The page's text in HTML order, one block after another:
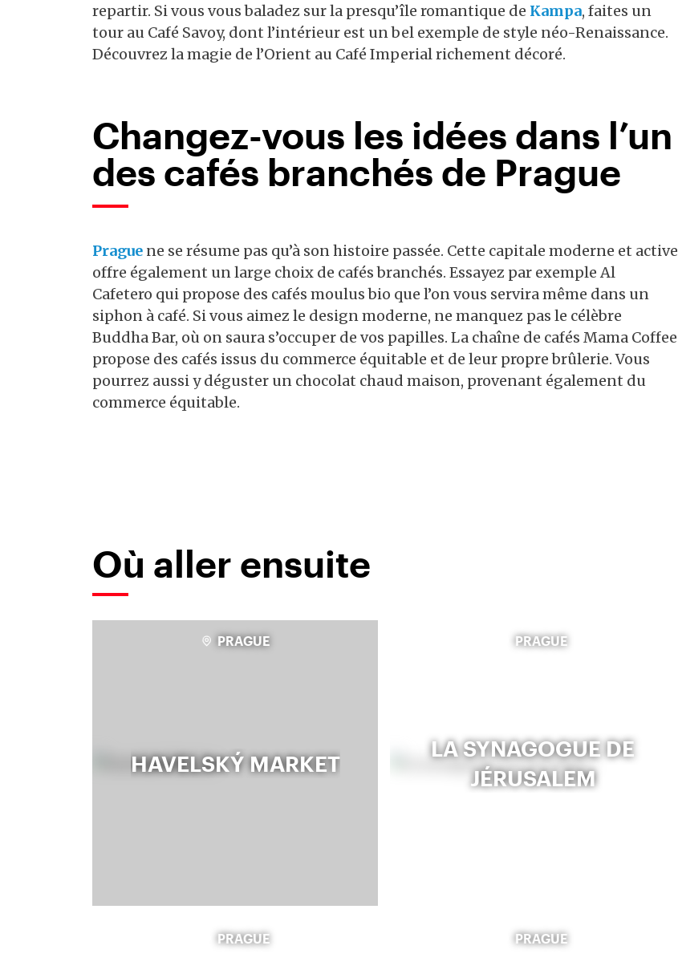
repartir. Si vous vous baladez sur la presqu’île romantique de Kampa, faites un
tour au Café Savoy, dont l’intérieur est un bel exemple de style néo-Renaissance.
Découvrez la magie de l’Orient au Café Imperial richement décoré.
Changez-vous les idées dans l’un
des cafés branchés de Prague
Prague ne se résume pas qu’à son histoire passée. Cette capitale moderne et active
offre également un large choix de cafés branchés. Essayez par exemple Al
Cafetero qui propose des cafés moulus bio que l’on vous servira même dans un
siphon à café. Si vous aimez le design moderne, ne manquez pas le célèbre
Buddha Bar, où on saura s’occuper de vos papilles. La chaîne de cafés Mama Coffee
propose des cafés issus du commerce équitable et de leur propre brûlerie. Vous
pourrez aussi y déguster un chocolat chaud maison, provenant également du
commerce équitable.
Où aller ensuite
PRAGUE
HAVELSKÝ MARKET
PRAGUE
LA SYNAGOGUE DE
JÉRUSALEM
PRAGUE PRAGUE